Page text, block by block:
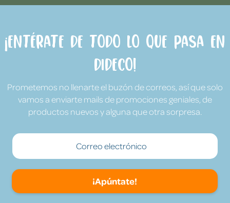
¡Entérate de todo lo que pasa en
Dideco!
Prometemos no llenarte el buzón de correos, así que solo
vamos a enviarte mails de promociones geniales, de
productos nuevos y alguna que otra sorpresa.
¡Apúntate!